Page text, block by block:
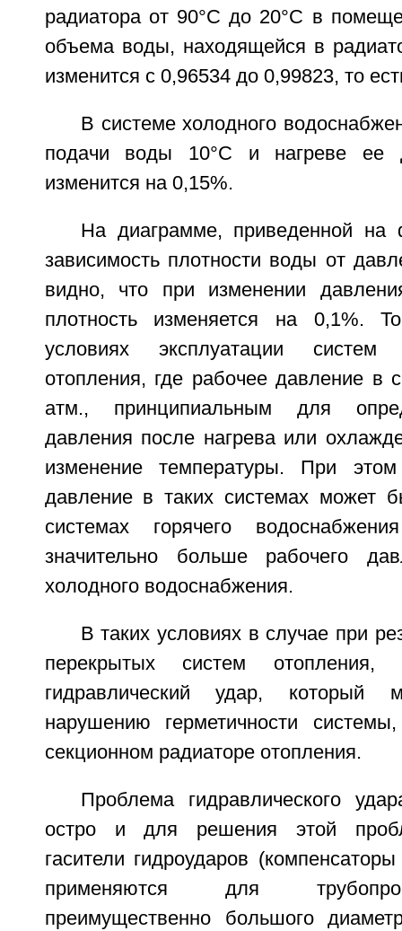
радиатора от 90°C до 20°C в
объема воды, находящейся в
изменится с 0,96534 до 0,99823, то
В системе холодного
подачи воды 10°C и нагреве ее
изменится на 0,15%.
На диаграмме, приведенной на
зависимость плотности воды от
видно, что при изменении
плотность изменяется на 0,1%.
условиях эксплуатации
отопления, где рабочее давление в
атм., принципиальным для
давления после нагрева или
изменение температуры. При
давление в таких системах может
системах горячего
значительно больше рабочего
холодного водоснабжения.
В таких условиях в случае при
перекрытых систем
гидравлический удар, который
нарушению герметичности
секционном радиаторе отопления.
Проблема гидравлического
остро и для решения этой
гасители гидроударов
применяются для
преимущественно большого